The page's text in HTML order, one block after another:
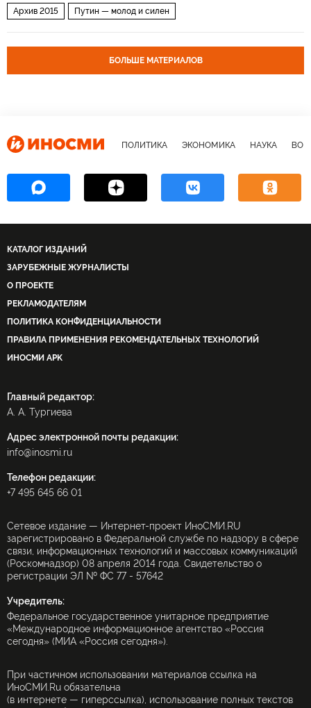
Архив 2015 Путин — молод и силен
БОЛЬШЕ МАТЕРИАЛОВ
ПОЛИТИКА ЭКОНОМИКА НАУКА
КАТАЛОГ ИЗДАНИЙ
ЗАРУБЕЖНЫЕ ЖУРНАЛИСТЫ
О ПРОЕКТЕ
РЕКЛАМОДАТЕЛЯМ
ПОЛИТИКА КОНФИДЕНЦИАЛЬНОСТИ
ПРАВИЛА ПРИМЕНЕНИЯ РЕКОМЕНДАТЕЛЬНЫХ ТЕХНОЛОГИЙ
ИНОСМИ APK
Главный редактор:
А. А. Тургиева
Адрес электронной почты редакции:
info@inosmi.ru
Телефон редакции:
+7 495 645 66 01
Сетевое издание — Интернет-проект ИноСМИ.RU
зарегистрировано в Федеральной службе по надзору в сфере
связи, информационных технологий и массовых коммуникаций
(Роскомнадзор) 08 апреля 2014 года. Свидетельство о
регистрации ЭЛ № ФС 77 - 57642
Учредитель:
Федеральное государственное унитарное предприятие
«Международное информационное агентство «Россия
сегодня» (МИА «Россия сегодня»).
При частичном использовании материалов ссылка на
ИноСМИ.Ru обязательна
(в интернете — гиперссылка), использование полных текстов